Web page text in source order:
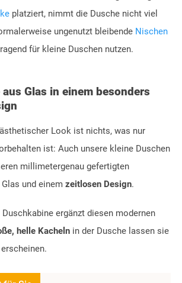
platziert, nimmt die Dusche nicht viel
ungenutzt bleibende Nischen
für kleine Duschen nutzen.
aus Glas in einem besonders
Look ist nichts, was nur
ist: Auch unsere kleine Duschen
millimetergenau gefertigten
und einem zeitlosen Design.
ergänzt diesen modernen
helle Kachelnin der Dusche lassen sie